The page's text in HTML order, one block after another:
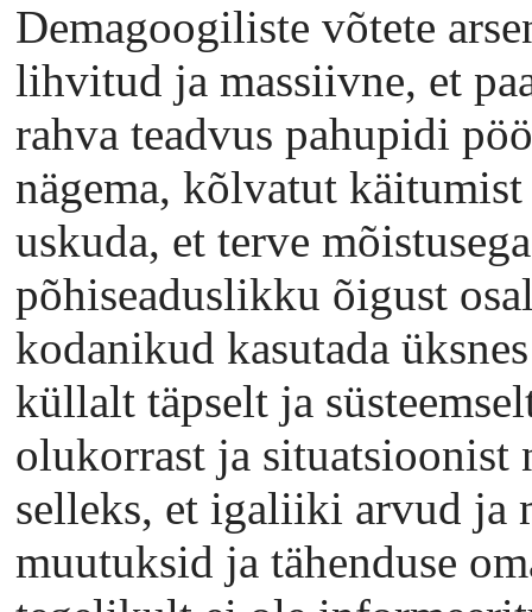
Demagoogiliste võtete
lihvitud ja massiivne, et
rahva teadvus pahupidi
nägema, kõlvatut
uskuda, et terve
põhiseaduslikku õigust
kodanikud kasutada
küllalt täpselt ja
olukorrast ja
selleks, et igaliiki arvud ja
muutuksid ja tähenduse